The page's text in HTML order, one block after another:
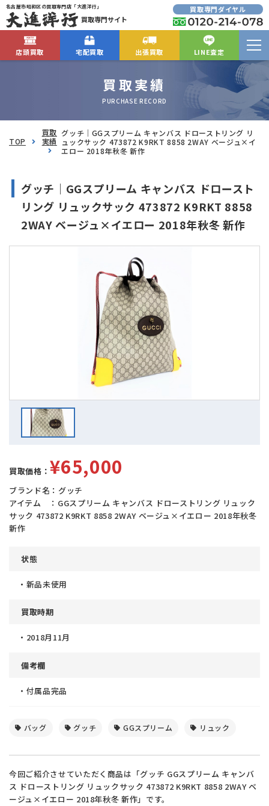
名古屋市昭和区の買取専門店「大進洋行」
買取専門サイト
買取専門ダイヤル
店頭買取 宅配買取 出張買取 LINE査定
買取実績
PURCHASE RECORD
TOP
買取
実績
グッチ｜GGスプリーム キャンバス ドローストリング リ
ュックサック 473872 K9RKT 8858 2WAY ベージュ×イ
エロー 2018年秋冬 新作
グッチ｜GGスプリーム キャンバス ドロースト
リング リュックサック 473872 K9RKT 8858
2WAY ベージュ×イエロー 2018年秋冬 新作
買取価格： ¥65,000
ブランド名：グッチ
アイテム ：GGスプリーム キャンバス ドローストリング リュック
サック 473872 K9RKT 8858 2WAY ベージュ×イエロー 2018年秋冬
新作
状態
・新品未使用
買取時期
・2018月11月
備考欄
・付属品完品
バッグ グッチ GGスプリーム リュック
今回ご紹介させていただく商品は「グッチ GGスプリーム キャンバ
ス ドローストリング リュックサック 473872 K9RKT 8858 2WAY ベ
ージュ×イエロー 2018年秋冬 新作」です。